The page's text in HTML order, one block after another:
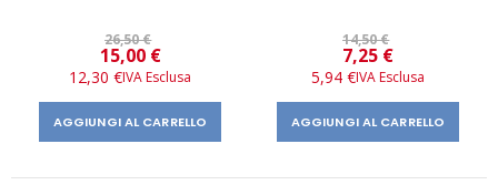
26,50 €
Prezzo
speciale
15,00 €
12,30 €
AGGIUNGI AL CARRELLO
14,50 €
Prezzo
speciale
7,25 €
5,94 €
AGGIUNGI AL CARRELLO